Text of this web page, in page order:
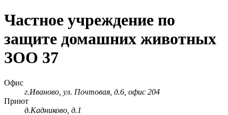
Частное учреждение по
защите домашних животных
ЗОО 37
Офис
г.Иваново, ул. Почтовая, д.6, офис 204
Приют
д.Кадниково, д.1